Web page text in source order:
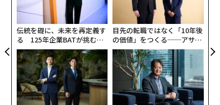
伝統を礎に、未来を再定義す
る 125年企業BATが挑むス
モークレスな未来
目先の転職ではなく「10年後
の価値」をつくる──アサイ
ンの長期伴走型支援とは